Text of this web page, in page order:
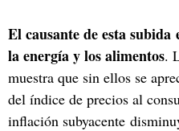
El causante de esta subida
la energía y los alimentos.
muestra que sin ellos se
del índice de precios al
inflación subyacente